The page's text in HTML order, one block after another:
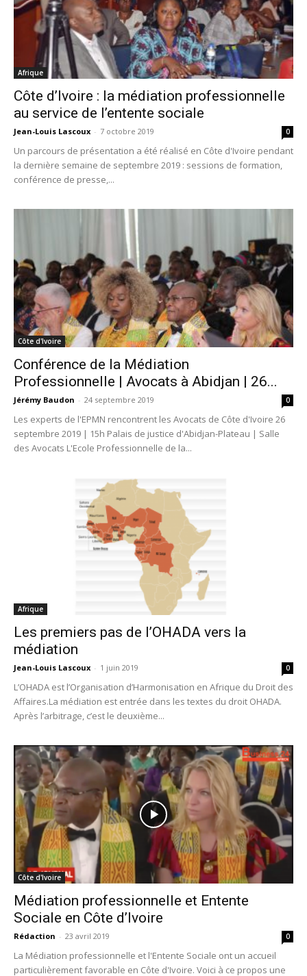
Afrique
Côte d’Ivoire : la médiation professionnelle
au service de l’entente sociale
Jean-Louis Lascoux - 7 octobre 2019 0
Un parcours de présentation a été réalisé en Côte d'Ivoire pendant
la dernière semaine de septembre 2019 : sessions de formation,
conférence de presse,...
Côte d'Ivoire
Conférence de la Médiation
Professionnelle | Avocats à Abidjan | 26...
Jérémy Baudon - 24 septembre 2019 0
Les experts de l'EPMN rencontrent les Avocats de Côte d'Ivoire 26
septembre 2019 | 15h Palais de justice d'Abidjan-Plateau | Salle
des Avocats L'Ecole Professionnelle de la...
Afrique
Les premiers pas de l’OHADA vers la
médiation
Jean-Louis Lascoux - 1 juin 2019 0
L’OHADA est l’Organisation d’Harmonisation en Afrique du Droit des
Affaires.La médiation est entrée dans les textes du droit OHADA.
Après l’arbitrage, c’est le deuxième...
Côte d'Ivoire
Médiation professionnelle et Entente
Sociale en Côte d’Ivoire
Rédaction - 23 avril 2019 0
La Médiation professionnelle et l'Entente Sociale ont un accueil
particulièrement favorable en Côte d'Ivoire. Voici à ce propos une